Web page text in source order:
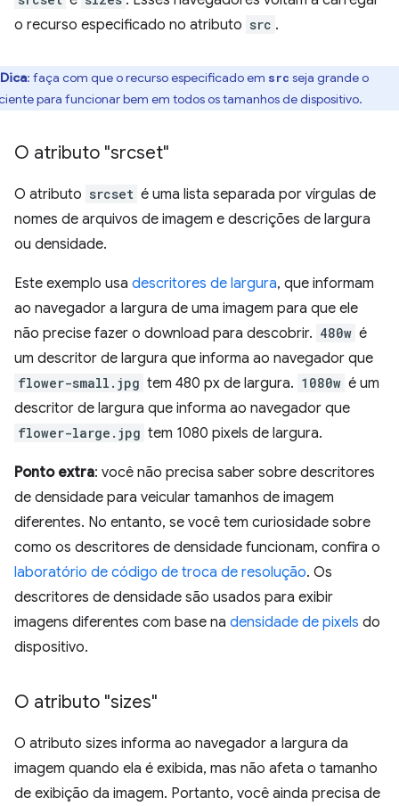
o recurso especificado no atributo src .
Dica: faça com que o recurso especificado em src seja grande o
para funcionar bem em todos os tamanhos de dispositivo.
O atributo "srcset"
O atributo srcset é uma lista separada por vírgulas de
nomes de arquivos de imagem e descrições de largura
ou densidade.
Este exemplo usa descritores de largura, que informam
ao navegador a largura de uma imagem para que ele
não precise fazer o download para descobrir. 480w é
um descritor de largura que informa ao navegador que
flower-small.jpg tem 480 px de largura. 1080w é um
descritor de largura que informa ao navegador que
flower-large.jpg tem 1080 pixels de largura.
Ponto extra: você não precisa saber sobre descritores
de densidade para veicular tamanhos de imagem
diferentes. No entanto, se você tem curiosidade sobre
como os descritores de densidade funcionam, confira o
laboratório de código de troca de resolução. Os
descritores de densidade são usados para exibir
imagens diferentes com base na densidade de pixels do
dispositivo.
O atributo "sizes"
O atributo sizes informa ao navegador a largura da
imagem quando ela é exibida, mas não afeta o tamanho
de exibição da imagem. Portanto, você ainda precisa de